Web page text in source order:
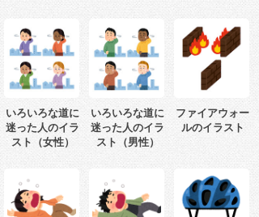
いろいろな道に
迷った人のイラ
スト（女性）
いろいろな道に
迷った人のイラ
スト（男性）
ファイアウォー
ルのイラスト